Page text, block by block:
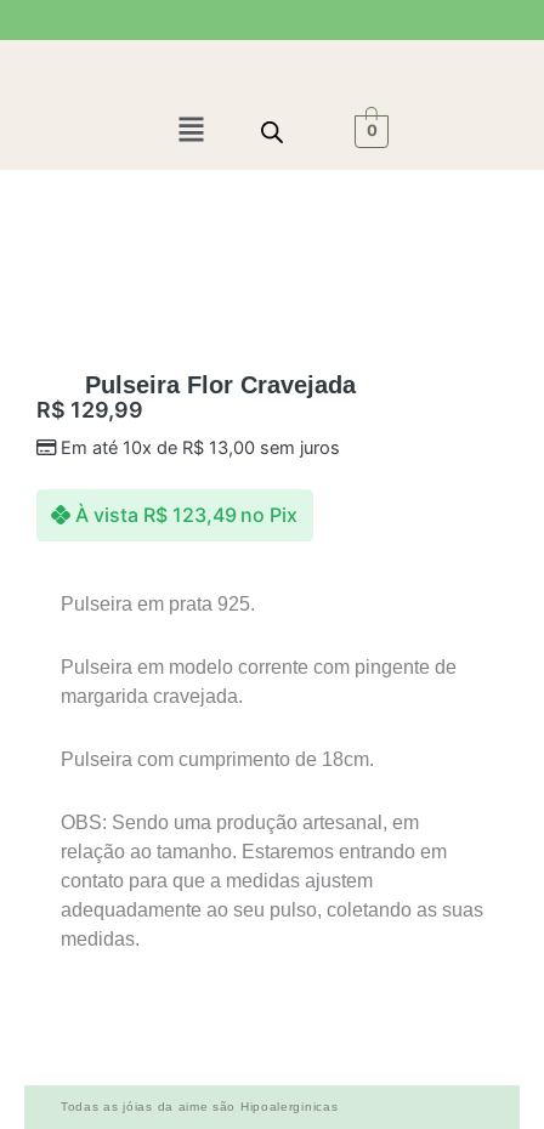
para
Menu 0
Pulseira Flor Cravejada
R$ 129,99
Em até 10x de R$13,00sem juros
À vista R$123,49 no Pix
Pulseira em prata 925.
Pulseira em modelo corrente com pingente de
margarida cravejada.
Pulseira com cumprimento de 18cm.
OBS: Sendo uma produção artesanal, em
relação ao tamanho. Estaremos entrando em
contato para que a medidas ajustem
adequadamente ao seu pulso, coletando as suas
medidas.
Todas as jóias da aime são Hipoalerginicas